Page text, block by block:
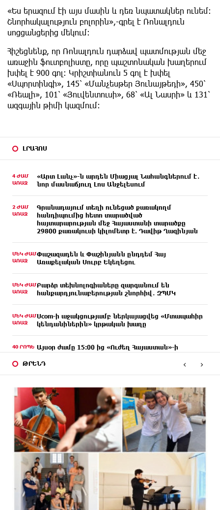
ԼՐԱՀՈՍ
4 ԺԱՄ
ԱՌԱՋ
«Արտ Լանչ»-ն արդեն Միացյալ Նահանգներում է․
նոր մասնաճյուղ Լոս Անջելեսում
2 ԺԱՄ
ԱՌԱՋ
Գրանադայում տեղի ունեցած քառակողմ
հանդիպումից հետո տարածված
հայտարարության մեջ Հայաստանի տարածքը
29800 քառակուսի կիլոմետր է. Դավիթ Ղազինյան
ՄԵԿ ԺԱՄ
ԱՌԱՋ
Փաշազադեն և Փաշինյանն ընդդեմ Հայ
Առաքելական Սուրբ Եկեղեցու
ՄԵԿ ԺԱՄ
ԱՌԱՋ
Բարձր տեխնոլոգիաները զարգանում են
հանքարդյունաբերության շնորհիվ․ ԶՊՄԿ
ՄԵԿ ԺԱՄ
ԱՌԱՋ
Ucom-ի աջակցությամբ ներկայացվեց «Մտապահիր
կենդանիներին» կրթական խաղը
40 ՐՈՊԵ
ԱՌԱՋ
Այսօր ժամը 15:00 ից «Ուժեղ Հայաստան»-ի
Էջմիածին. Նարեկ Կարապետյան
Այսօր ամոթի օր է, այսօր Էջմիածնում դատում են
Ամենայն Հայոց Կաթողիկոսին․ Մարիաննա
Ղահրամանյան
13 ՐՈՊԵ
ԱՌԱՋ
«ՀայաՔվեն» կանգնած է Հայ առաքելական
եկեղեցու պաշտպանության առաջնագծում
ԱՌԱՋ
«ՀայաՔվե»-ն խստորեն դատապարտում է
Գարեգին Բ-ի և եպիսկոպոսների նկատմամբ
քրեական հետապնդումը
ՄԵԿ ԺԱՄ
ԱՌԱՋ
Այսօր «Համահայկական ճակատ» կուսակցության
ղեկավար, ՀՀ Զինված ուժերի պահեստազորի
«Ես երազում էի այս մասին և դեռ նպատակներ ունեմ:
Շնորհակալություն բոլորին»,-գրել է Ռոնալդուն
սոցցանցերից մեկում։
Հիշեցնենք, որ Ռոնալդուն դարձավ պատմության մեջ
առաջին ֆուտբոլիստը, որը պաշտոնական խաղերում
խփել է 900 գոլ։ Կրիշտիանուն 5 գոլ է խփել
«Սպորտինգի», 145՝ «Մանչեսթեր Յունայթեդի», 450՝
«Ռեալի», 101՝ «Յուվենտուսի», 68՝ «Ալ Նասրի» և 131՝
ազգային թիմի կազմում:
ԹՐԵՆԴ ‹ ›